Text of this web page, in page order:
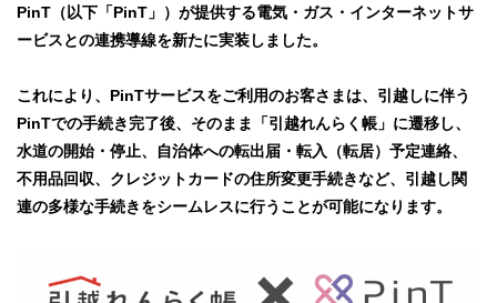
PinT（以下「PinT」）が提供する電気・ガス・インターネットサ
ービスとの連携導線を新たに実装しました。
これにより、PinTサービスをご利用のお客さまは、引越しに伴う
PinTでの手続き完了後、そのまま「引越れんらく帳」に遷移し、
水道の開始・停止、自治体への転出届・転入（転居）予定連絡、
不用品回収、クレジットカードの住所変更手続きなど、引越し関
連の多様な手続きをシームレスに行うことが可能になります。